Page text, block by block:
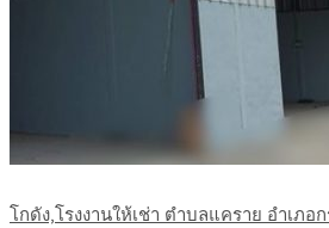
โกดัง,โรงงานให้เช่า ตำบลแคราย อำเภ